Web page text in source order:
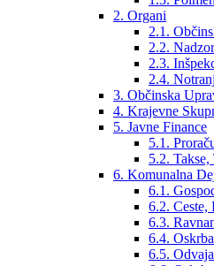
2. Organi
2.1.
2.2.
2.3.
2.4.
3. Občinska
4. Krajevne
5. Javne Finance
5.1.
5.2.
6. Komunalna
6.1.
6.2. Ceste,
6.3.
6.4.
6.5.